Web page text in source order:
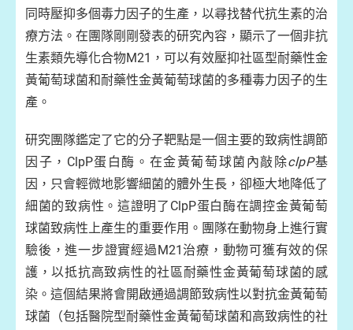
同時壓抑多個毒力因子的生產，以尋找替代抗生素的治
療方法。在團隊剛剛發表的研究內容，顯示了一個非抗
生素類先導化合物M21，可以有效壓抑社區型耐藥性金
黃葡萄球菌和耐藥性金黃葡萄球菌的多種毒力因子的生
產。
研究團隊鑑定了它的分子靶點是一個主要的致病性調節
因子，ClpP蛋白酶。在金黃葡萄球菌內敲除clpP基
因，只會輕微地影響細菌的體外生長，卻極大地降低了
細菌的致病性。這證明了ClpP蛋白酶在調控金黃葡萄
球菌致病性上產生的重要作用。團隊在動物身上進行實
驗後，進一步證實經過M21治療，動物可獲有效的保
護，以抵抗高致病性的社區耐藥性金黃葡萄球菌的感
染。這個結果將會開啟通過調節致病性以對抗金黃葡萄
球菌（包括醫院型耐藥性金黃葡萄球菌和高致病性的社